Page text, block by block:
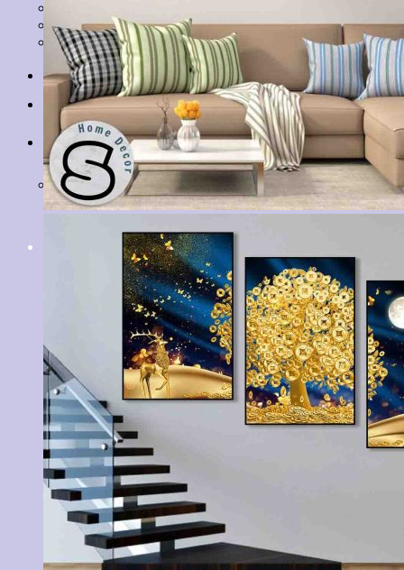
Tranh Tĩnh Vật
Tranh Đồng Quê
Tranh Thuỷ Mặc
Tranh Con Hổ
Tin tức
Liên hệ
Giỏ hàng
Chưa có sản phẩm trong giỏ hàng.
Tìm
kiếm: